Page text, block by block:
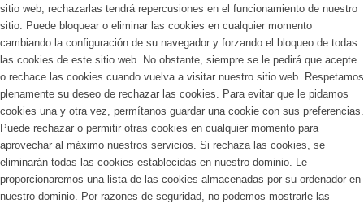
sitio web, rechazarlas tendrá repercusiones en el funcionamiento de nuestro
sitio. Puede bloquear o eliminar las cookies en cualquier momento
cambiando la configuración de su navegador y forzando el bloqueo de todas
las cookies de este sitio web. No obstante, siempre se le pedirá que acepte
o rechace las cookies cuando vuelva a visitar nuestro sitio web. Respetamos
plenamente su deseo de rechazar las cookies. Para evitar que le pidamos
cookies una y otra vez, permítanos guardar una cookie con sus preferencias.
Puede rechazar o permitir otras cookies en cualquier momento para
aprovechar al máximo nuestros servicios. Si rechaza las cookies, se
eliminarán todas las cookies establecidas en nuestro dominio. Le
proporcionaremos una lista de las cookies almacenadas por su ordenador en
nuestro dominio. Por razones de seguridad, no podemos mostrarle las